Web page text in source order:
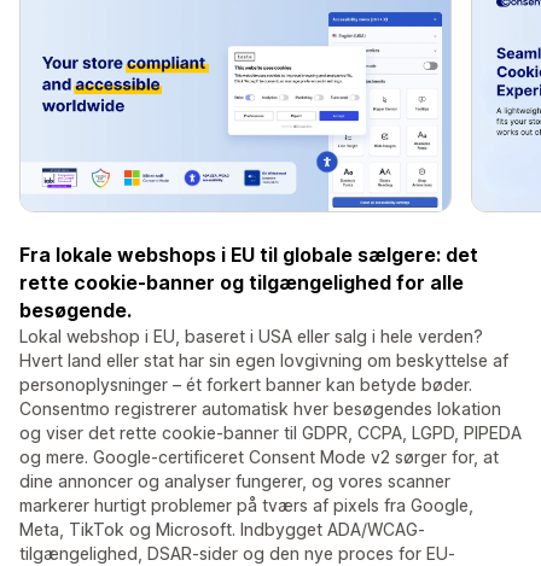
Fra lokale webshops i EU til globale sælgere: det
rette cookie-banner og tilgængelighed for alle
besøgende.
Lokal webshop i EU, baseret i USA eller salg i hele verden?
Hvert land eller stat har sin egen lovgivning om beskyttelse af
personoplysninger – ét forkert banner kan betyde bøder.
Consentmo registrerer automatisk hver besøgendes lokation
og viser det rette cookie-banner til GDPR, CCPA, LGPD, PIPEDA
og mere. Google-certificeret Consent Mode v2 sørger for, at
dine annoncer og analyser fungerer, og vores scanner
markerer hurtigt problemer på tværs af pixels fra Google,
Meta, TikTok og Microsoft. Indbygget ADA/WCAG-
tilgængelighed, DSAR-sider og den nye proces for EU-